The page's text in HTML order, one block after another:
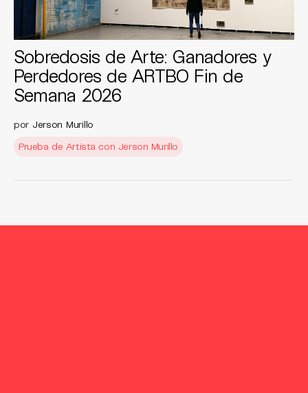
Sobredosis de Arte: Ganadores y
Perdedores de ARTBO Fin de
Semana 2026
por Jerson Murillo
Prueba de Artista con Jerson Murillo